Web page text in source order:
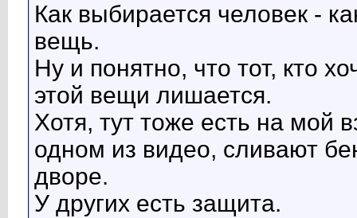
Как выбирается человек -
вещь.
Ну и понятно, что тот, кто
этой вещи лишается.
Хотя, тут тоже есть на мой
одном из видео, сливают
дворе.
У других есть защита.